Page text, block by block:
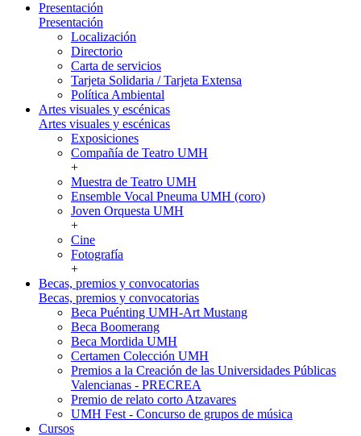
Presentación
Presentación
Localización
Directorio
Carta de servicios
Tarjeta Solidaria / Tarjeta Extensa
Política Ambiental
Artes visuales y escénicas
Artes visuales y escénicas
Exposiciones
Compañía de Teatro UMH
+
Muestra de Teatro UMH
Ensemble Vocal Pneuma UMH (coro)
Joven Orquesta UMH
+
Cine
Fotografía
+
Becas, premios y convocatorias
Becas, premios y convocatorias
Beca Puénting UMH-Art Mustang
Beca Boomerang
Beca Mordida UMH
Certamen Colección UMH
Premios a la Creación de las Universidades Públicas
Valencianas - PRECREA
Premio de relato corto Atzavares
UMH Fest - Concurso de grupos de música
Cursos